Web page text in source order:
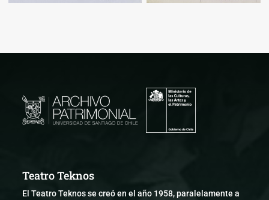
Teatro Teknos
El Teatro Teknos se creó en el año 1958, paralelamente a